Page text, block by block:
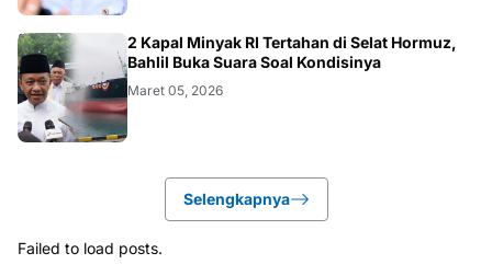
BISNIS
2 Kapal Minyak RI Tertahan di Selat Hormuz,
Bahlil Buka Suara Soal Kondisinya
Maret 05, 2026
Selengkapnya
Failed to load posts.